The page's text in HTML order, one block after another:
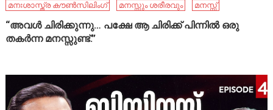
മനഃശാസ്ത്ര കൗൺസിലിംഗ്
മനസ്സും ശരീരവും മനസ്സ്
“അവൾ ചിരിക്കുന്നു… പക്ഷേ ആ ചിരിക്ക് പിന്നിൽ ഒരു
തകർന്ന മനസ്സുണ്ട്.”